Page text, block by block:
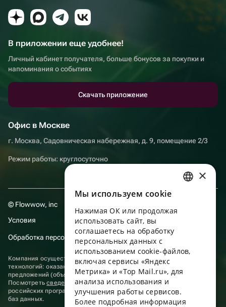
В приложении еще удобнее!
Личный кабинет получателя, больше бонусов за покупки и
напоминания о событиях
Скачать приложение
Офис в Москве
г. Москва, Садовническая набережная, д. 9, помещение 2/3
Режим работы: круглосуточно
© Flowwow, inc
Условия
Обработка персональных данных
Компания осуществляет деятельность в области информационных
технологий: оказание услуг в сети “Интернет” по размещению
предложений (объявлений) продавцов о реализации товаров.
Посмотретьсведения о программах, включенных в реестр
российских программ для электронных вычислительных машин и
баз данных.
ENGLISH
UKRAINIAN
PORTUGUESE
×
Мы используем сookie
Нажимая ОК или продолжая
использовать сайт, вы
соглашаетесь на обработку
персональных данных с
использованием cookie-файлов,
включая сервисы «Яндекс
Метрика» и «Top Mail.ru», для
анализа использования и
улучшения работы сервисов.
Более подробная информация